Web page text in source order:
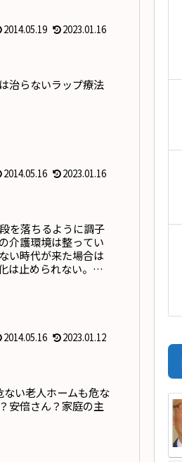
2014.05.19 2023.01.16
治らないラップ療法
2014.05.16 2023.01.16
を落ちるように調子
介護環境は整ってい
い時代が来た場合は
は止められない。中
2014.05.16 2023.01.12
い老人ホームも危な
安倍さん？家庭の主